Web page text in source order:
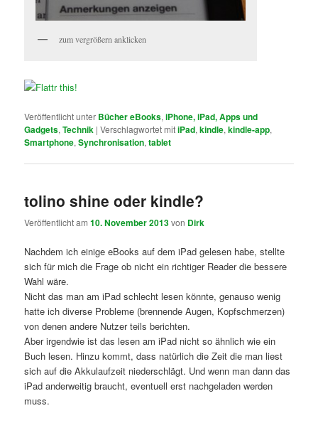
zum vergrößern anklicken
Veröffentlicht unter Bücher eBooks,iPhone, iPad, Apps und
Gadgets,Technik |Verschlagwortet mitiPad,kindle,kindle-app,
Smartphone,Synchronisation,tablet
tolino shine oder kindle?
Veröffentlicht am10. November 2013von Dirk
Nachdem ich einige eBooks auf dem iPad gelesen habe, stellte
sich für mich die Frage ob nicht ein richtiger Reader die bessere
Wahl wäre.
Nicht das man am iPad schlecht lesen könnte, genauso wenig
hatte ich diverse Probleme (brennende Augen, Kopfschmerzen)
von denen andere Nutzer teils berichten.
Aber irgendwie ist das lesen am iPad nicht so ähnlich wie ein
Buch lesen. Hinzu kommt, dass natürlich die Zeit die man liest
sich auf die Akkulaufzeit niederschlägt. Und wenn man dann das
iPad anderweitig braucht, eventuell erst nachgeladen werden
muss.